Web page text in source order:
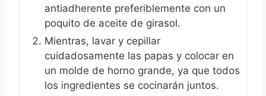
antiadherente preferiblemente con un
poquito de aceite de girasol.
Mientras, lavar y cepillar
cuidadosamente las papas y colocar en
un molde de horno grande, ya que todos
los ingredientes se cocinarán juntos.